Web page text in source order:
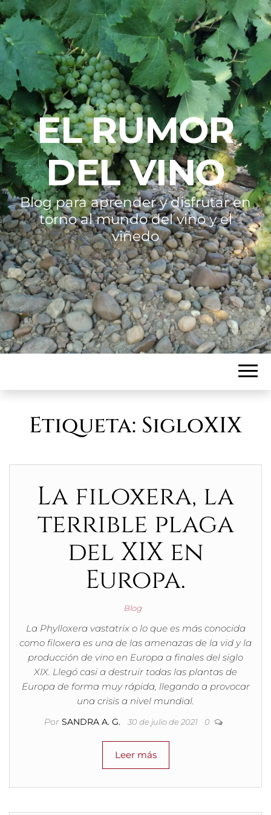
EL RUMOR
DEL VINO
Blog para aprender y disfrutar en
torno al mundo del vino y el
viñedo
Etiqueta: SigloXIX
La filoxera, la
terrible plaga
del XIX en
Europa.
Blog
La Phylloxera vastatrix o lo que es más conocida
como filoxera es una de las amenazas de la vid y la
producción de vino en Europa a finales del siglo
XIX. Llegó casi a destruir todas las plantas de
Europa de forma muy rápida, llegando a provocar
una crisis a nivel mundial.
Por SANDRA A. G. 30 de julio de 2021 0
Leer más